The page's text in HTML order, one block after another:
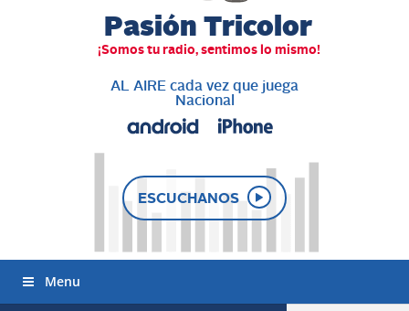
AL AIRE cada vez que juega
Nacional
ESCUCHANOS
Menu